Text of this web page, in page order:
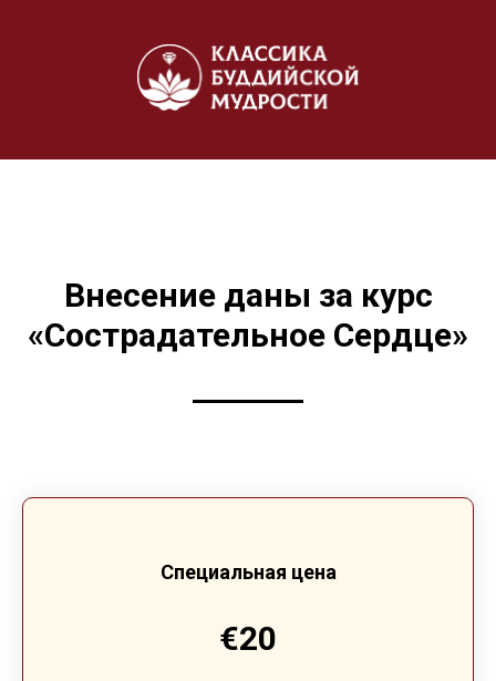
Внесение даны за курс
«Cострадательное Сердце»
Специальная цена
€20